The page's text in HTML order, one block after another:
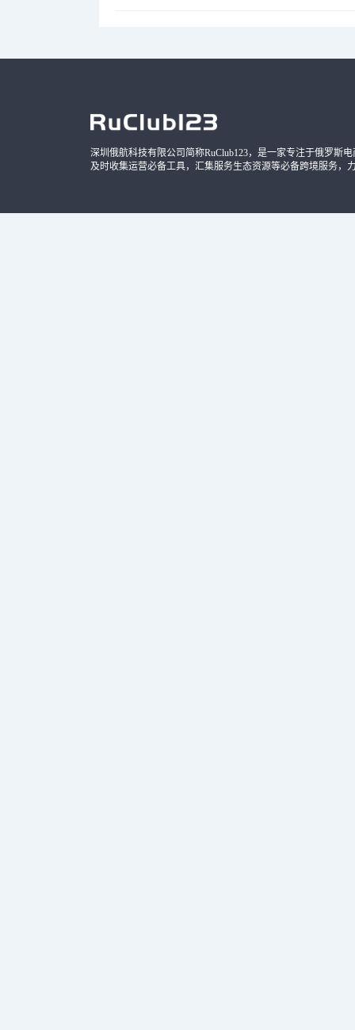
深圳俄航科技有限公司简称RuClub123，是一家专注于俄罗斯
及时收集运营必备工具，汇集服务生态资源等必备跨境服务，